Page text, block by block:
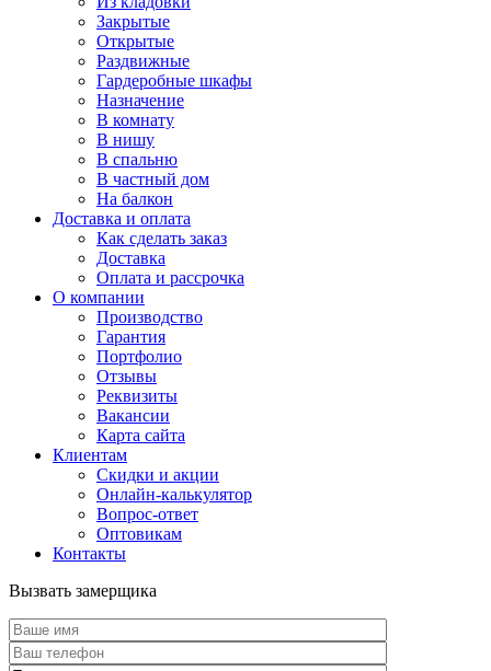
Закрытые
Открытые
Раздвижные
Гардеробные шкафы
Назначение
В комнату
В нишу
В спальню
В частный дом
На балкон
Доставка и оплата
Как сделать заказ
Доставка
Оплата и рассрочка
О компании
Производство
Гарантия
Портфолио
Отзывы
Реквизиты
Вакансии
Карта сайта
Клиентам
Скидки и акции
Онлайн-калькулятор
Вопрос-ответ
Оптовикам
Контакты
Вызвать замерщика